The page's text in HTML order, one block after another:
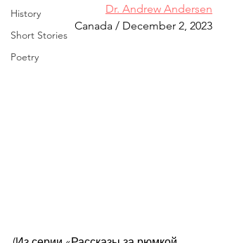
History
Short Stories
Poetry
Dr. Andrew Andersen
Canada / December 2, 2023